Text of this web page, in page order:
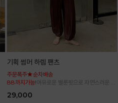
기획 썸머 하렘 팬츠
주문폭주★순차배송
88까지가능!여유로운 벌룬핏으로 자연스러운 체
29,000